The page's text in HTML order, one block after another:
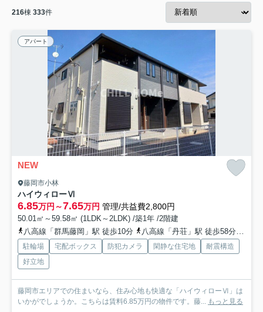
216棟 333件
アパート
NEW
藤岡市小林
ハイウィローⅥ
6.85万円～7.65万円 管理/共益費2,800円
50.01㎡～59.58㎡ (1LDK～2LDK) /築1年 /2階建
八高線「群馬藤岡」駅 徒歩10分
八高線「丹荘」駅 徒歩58分
駐輪場 宅配ボックス 防犯カメラ 閑静な住宅地
耐震構造
好立地
藤岡市エリアでの住まいなら、住み心地も快適な「ハイウィローⅥ」は
いかがでしょうか。こちらは賃料6.85万円の物件です。藤... もっと見る